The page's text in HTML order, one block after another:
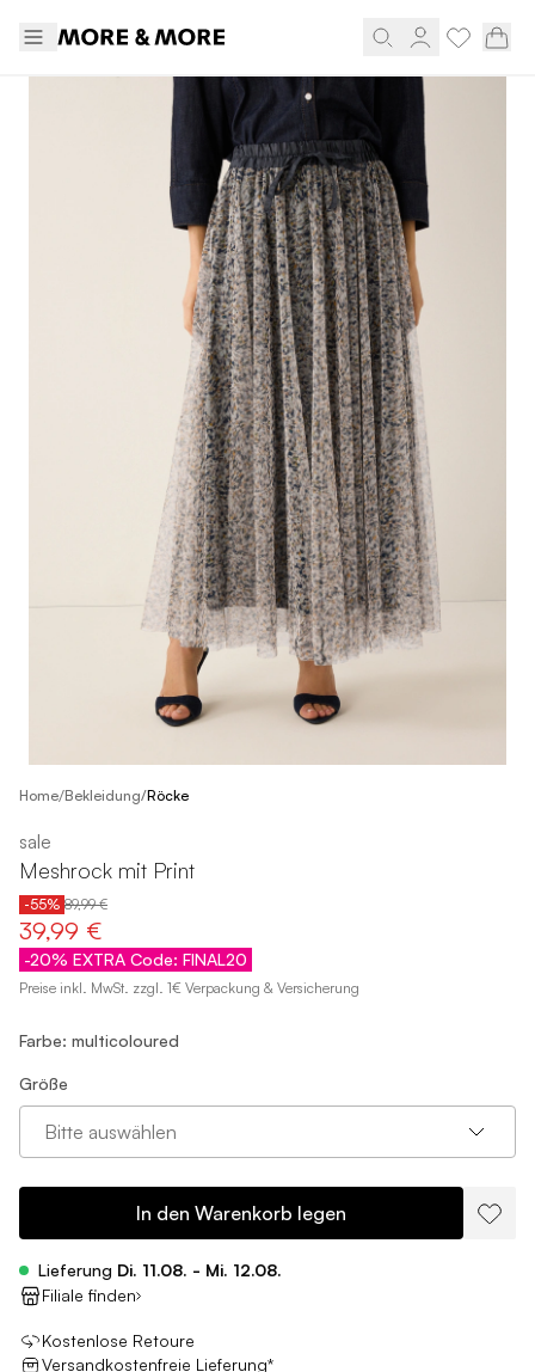
Home/Bekleidung/Röcke
sale
Meshrock mit Print
-55% 89,99 €
39,99 €
-20% EXTRA Code: FINAL20
Preise inkl. MwSt. zzgl. 1€ Verpackung & Versicherung
Farbe: multicoloured
Größe
Bitte auswählen
In den Warenkorb legen
Lieferung Di. 11.08. - Mi. 12.08.
Filiale finden
Kostenlose Retoure
Versandkostenfreie Lieferung*